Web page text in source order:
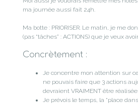
ma journée aussi fait 24h.
Ma botte : PRIORISER. Le matin, je me
(pas “tâches” : ACTIONS) que je veux
Concrètement :
Je concentre mon attention sur
ne pouvais faire que 3 actions
devraient VRAIMENT être
Je prévois le temps, la “place